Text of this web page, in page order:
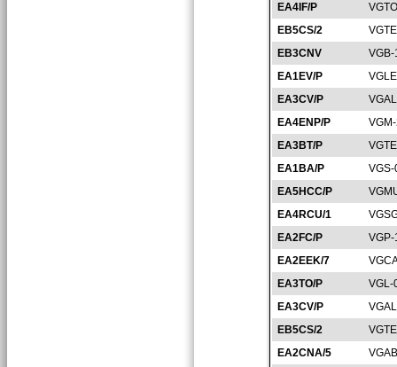
EA4IF/P
EB5CS/2
EB3CNV
EA1EV/P
EA3CV/P
EA4ENP/P
EA3BT/P
EA1BA/P
EA5HCC/P
EA4RCU/1
EA2FC/P
EA2EEK/7
EA3TO/P
VGL-
EA3CV/P
EB5CS/2
EA2CNA/5